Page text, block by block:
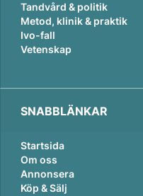
Tandvård & politik
Metod, klinik & praktik
Ivo-fall
Vetenskap
SNABBLÄNKAR
Startsida
Om oss
Annonsera
Köp & Sälj